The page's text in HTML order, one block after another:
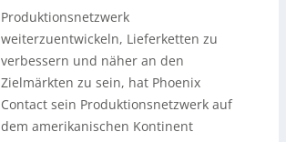
Produktionsnetzwerk
weiterzuentwickeln, Lieferketten zu
verbessern und näher an den
Zielmärkten zu sein, hat Phoenix
Contact sein Produktionsnetzwerk auf
dem amerikanischen Kontinent